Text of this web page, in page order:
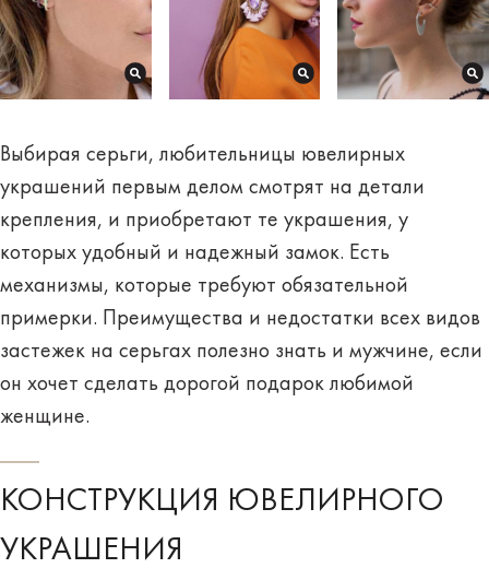
Выбирая серьги, любительницы ювелирных
украшений первым делом смотрят на детали
крепления, и приобретают те украшения, у
которых удобный и надежный замок. Есть
механизмы, которые требуют обязательной
примерки. Преимущества и недостатки всех видов
застежек на серьгах полезно знать и мужчине, если
он хочет сделать дорогой подарок любимой
женщине.
КОНСТРУКЦИЯ ЮВЕЛИРНОГО
УКРАШЕНИЯ